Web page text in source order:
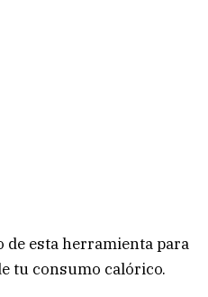
de esta herramienta para
tu consumo calórico.